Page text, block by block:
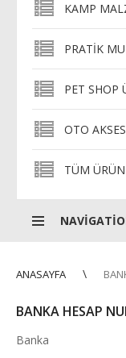
KAMP
PRATIK
PET SHOP
OTO
TÜM
ANASAYFA
BANKA HESAP
Banka